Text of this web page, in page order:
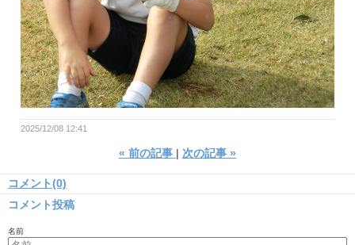
2025/12/08 12:41
« 前の記事 次の記事 »
コメント(0)
コメント投稿
名前